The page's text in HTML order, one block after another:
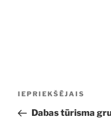
Iepriekšējā
ziņa:
IEPRIEKŠĒJAIS
Dabas tūrisma